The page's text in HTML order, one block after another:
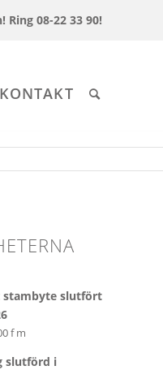
Ring 08-22 33 90!
KONTAKT
stambyte slutfört
f m
slutförd i